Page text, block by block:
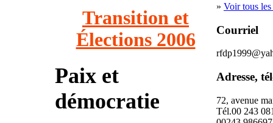
Transition et
Élections 2006
Paix et
démocratie
» Voir tous les
Courriel
Adresse,
72, avenue
Tél.00 243